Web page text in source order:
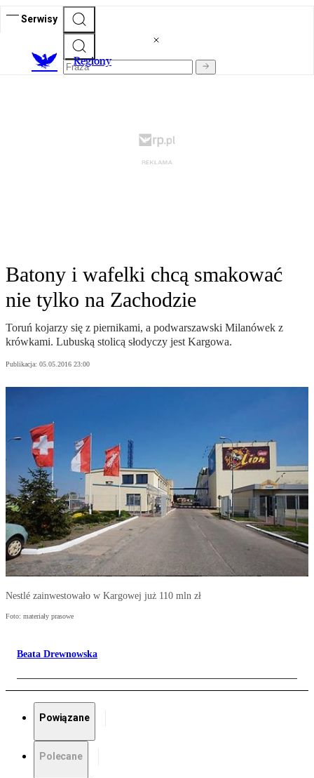
Serwisy
Regiony
Batony i wafelki chcą smakować
nie tylko na Zachodzie
Toruń kojarzy się z piernikami, a podwarszawski Milanówek z
krówkami. Lubuską stolicą słodyczy jest Kargowa.
Publikacja: 05.05.2016 23:00
Nestlé zainwestowało w Kargowej już 110 mln zł
Foto: materiały prasowe
Beata Drewnowska
Powiązane
Polecane